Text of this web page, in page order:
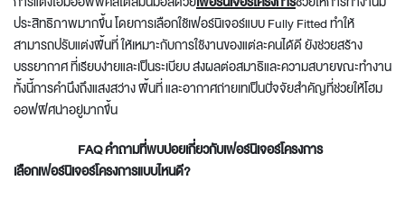
ประสิทธิภาพมากขึ้น โดยการเลือกใช้เฟอร์นิเจอร์แบบ Fully Fitted ทำให้
สามารถปรับแต่งพื้นที่ ให้เหมาะกับการใช้งานของแต่ละคนได้ดี ยังช่วยสร้าง
บรรยากาศ ที่เรียบง่ายและเป็นระเบียบ ส่งผลต่อสมาธิและความสบายขณะทำงาน
ทั้งนี้การคำนึงถึงแสงสว่าง พื้นที่ และอากาศถ่ายเทเป็นปัจจัยสำคัญที่ช่วยให้โฮม
ออฟฟิศน่าอยู่มากขึ้น
FAQ คำถามที่พบบ่อยเกี่ยวกับเฟอร์นิเจอร์โครงการ
เลือกเฟอร์นิเจอร์โครงการแบบไหนดี?